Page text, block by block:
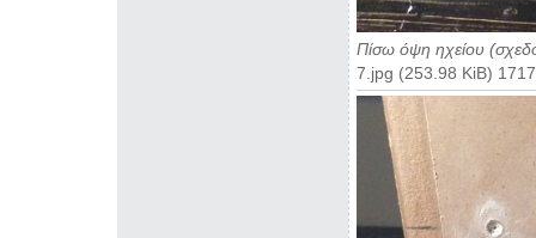
Πίσω όψη ηχείου
7.jpg (253.98 KiB)